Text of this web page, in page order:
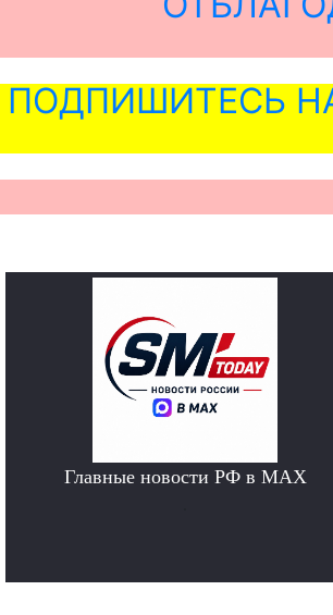
ПОДПИШИТЕСЬ
Главные новости РФ в MAX